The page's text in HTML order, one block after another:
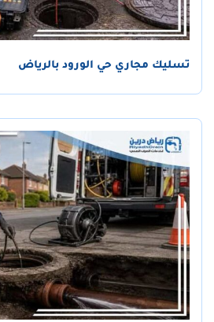
تسليك مجاري حي الورود بالرياض